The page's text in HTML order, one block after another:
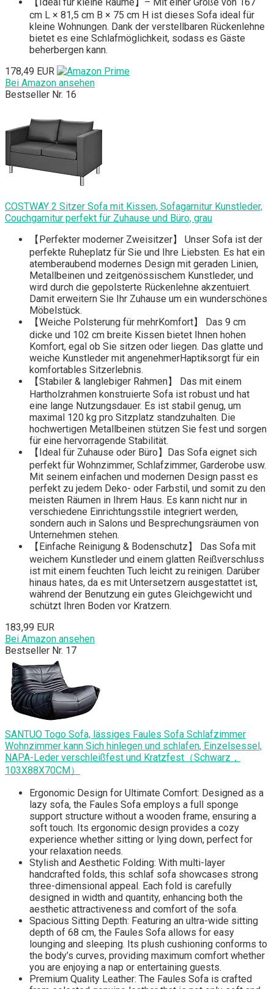
cm L × 81,5 cm B × 75 cm H ist dieses Sofa ideal für
kleine Wohnungen. Dank der verstellbaren Rückenlehne
bietet es eine Schlafmöglichkeit, sodass es Gäste
beherbergen kann.
178,49 EUR
Bei Amazon ansehen
Bestseller Nr. 16
COSTWAY 2 Sitzer Sofa mit Kissen, Sofagarnitur Kunstleder,
Couchgarnitur perfekt für Zuhause und Büro, grau
【Perfekter moderner Zweisitzer】 Unser Sofa ist der
perfekte Ruheplatz für Sie und Ihre Liebsten. Es hat ein
atemberaubend modernes Design mit geraden Linien,
Metallbeinen und zeitgenössischem Kunstleder, und
wird durch die gepolsterte Rückenlehne akzentuiert.
Damit erweitern Sie Ihr Zuhause um ein wunderschönes
Möbelstück.
【Weiche Polsterung für mehrKomfort】 Das 9 cm
dicke und 102 cm breite Kissen bietet Ihnen hohen
Komfort, egal ob Sie sitzen oder liegen. Das glatte und
weiche Kunstleder mit angenehmerHaptiksorgt für ein
komfortables Sitzerlebnis.
【Stabiler & langlebiger Rahmen】 Das mit einem
Hartholzrahmen konstruierte Sofa ist robust und hat
eine lange Nutzungsdauer. Es ist stabil genug, um
maximal 120 kg pro Sitzplatz standzuhalten. Die
hochwertigen Metallbeinen stützen Sie fest und sorgen
für eine hervorragende Stabilität.
【Ideal für Zuhause oder Büro】Das Sofa eignet sich
perfekt für Wohnzimmer, Schlafzimmer, Garderobe usw.
Mit seinem einfachen und modernen Design passt es
perfekt zu jedem Deko- oder Farbstil, und somit zu den
meisten Räumen in Ihrem Haus. Es kann nicht nur in
verschiedene Einrichtungsstile integriert werden,
sondern auch in Salons und Besprechungsräumen von
Unternehmen stehen.
【Einfache Reinigung & Bodenschutz】 Das Sofa mit
weichem Kunstleder und einem glatten Reißverschluss
ist mit einem feuchten Tuch leicht zu reinigen. Darüber
hinaus hates, da es mit Untersetzern ausgestattet ist,
während der Benutzung ein gutes Gleichgewicht und
schützt Ihren Boden vor Kratzern.
183,99 EUR
Bei Amazon ansehen
Bestseller Nr. 17
SANTUO Togo Sofa, lässiges Faules Sofa Schlafzimmer
Wohnzimmer kann Sich hinlegen und schlafen, Einzelsessel,
NAPA-Leder verschleißfest und Kratzfest（Schwarz，
103X88X70CM）
Ergonomic Design for Ultimate Comfort: Designed as a
lazy sofa, the Faules Sofa employs a full sponge
support structure without a wooden frame, ensuring a
soft touch. Its ergonomic design provides a cozy
experience whether sitting or lying down, perfect for
your relaxation needs.
Stylish and Aesthetic Folding: With multi-layer
handcrafted folds, this schlaf sofa showcases strong
three-dimensional appeal. Each fold is carefully
designed in width and quantity, enhancing both the
aesthetic attractiveness and comfort of the sofa.
Spacious Sitting Depth: Featuring an ultra-wide sitting
depth of 68 cm, the Faules Sofa allows for easy
lounging and sleeping. Its plush cushioning conforms to
the body’s curves, providing maximum comfort whether
you are enjoying a nap or entertaining guests.
Premium Quality Leather: The Faules Sofa is crafted